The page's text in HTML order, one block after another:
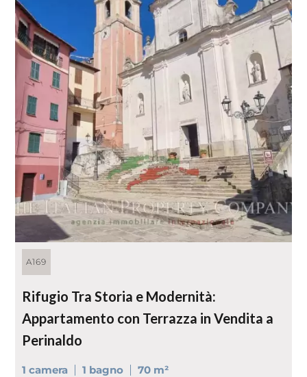
A169
Rifugio Tra Storia e Modernità:
Appartamento con Terrazza in Vendita a
Perinaldo
1 camera 1 bagno 70 m²